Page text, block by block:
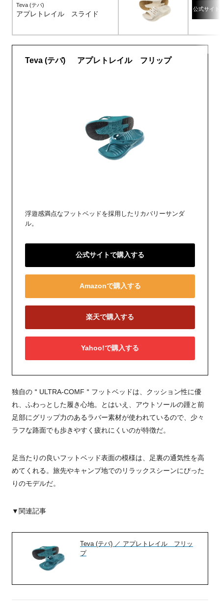
Teva (テバ)
アプレトレイル スライド
公式サイト
Teva (テバ) アプレトレイル フリップ
浮遊感満点なフットベッドを採用したリカバリーサンダ
ル。
公式サイトで購入する
Amazonで購入する
楽天で購入する
Yahoo!で購入する
独自の＂ULTRA-COMF＂フットベッドは、クッション性に優
れ、ふわっとした履き心地。とはいえ、アウトソールの踵と前
足部にグリップ力のあるラバー素材が使われているので、少々
ラフな路面でも歩きやすく疲れにくいのが特徴だ。
足当たりの良いフットベッド表面の模様は、足裏の通気性を高
めてくれる。旅先やキャンプ地でのリラックスシーンにぴった
りのモデルだ。
▼関連記事
Teva (テバ) ／ アプレトレイル フリッ
プ